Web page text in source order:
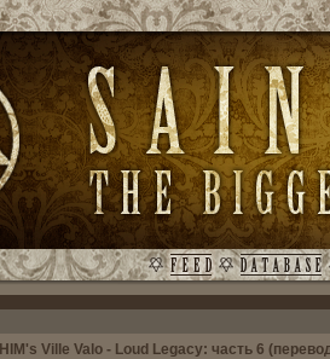
HIM's Ville Valo - Loud Legacy: часть 6